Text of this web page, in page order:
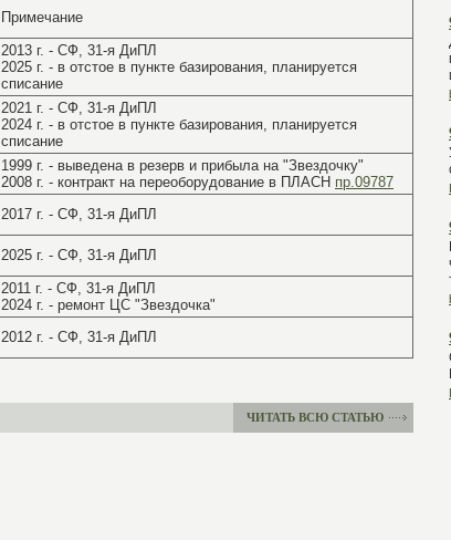
Примечание
2013 г. - СФ, 31-я ДиПЛ
2025 г. - в отстое в пункте базирования, планируется
списание
2021 г. - СФ, 31-я ДиПЛ
2024 г. - в отстое в пункте базирования, планируется
списание
1999 г. - выведена в резерв и прибыла на "Звездочку"
2008 г. - контракт на переоборудование в ПЛАСН пр.09787
2017 г. - СФ, 31-я ДиПЛ
2025 г. - СФ, 31-я ДиПЛ
2011 г. - СФ, 31-я ДиПЛ
2024 г. - ремонт ЦС "Звездочка"
2012 г. - СФ, 31-я ДиПЛ
ЧИТАТЬ ВСЮ СТАТЬЮ